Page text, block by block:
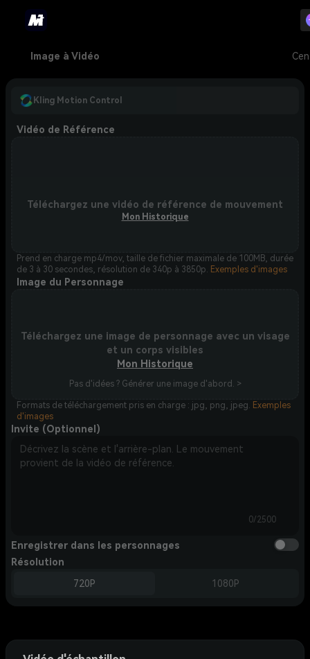
Image à Vidéo
Kling Motion Control
Vidéo de Référence
Téléchargez une vidéo de référence de mouvement
Mon Historique
Prend en charge mp4/mov, taille de fichier maximale de 100MB, durée
de 3 à 30 secondes, résolution de 340p à 3850p. Exemples d'images
Image du Personnage
Téléchargez une image de personnage avec un visage
et un corps visibles
Mon Historique
Pas d'idées ? Générer une image d'abord. >
Formats de téléchargement pris en charge : jpg, png, jpeg. Exemples
d'images
Invite (Optionnel)
0/2500
Enregistrer dans les personnages
Résolution
720P
1080P